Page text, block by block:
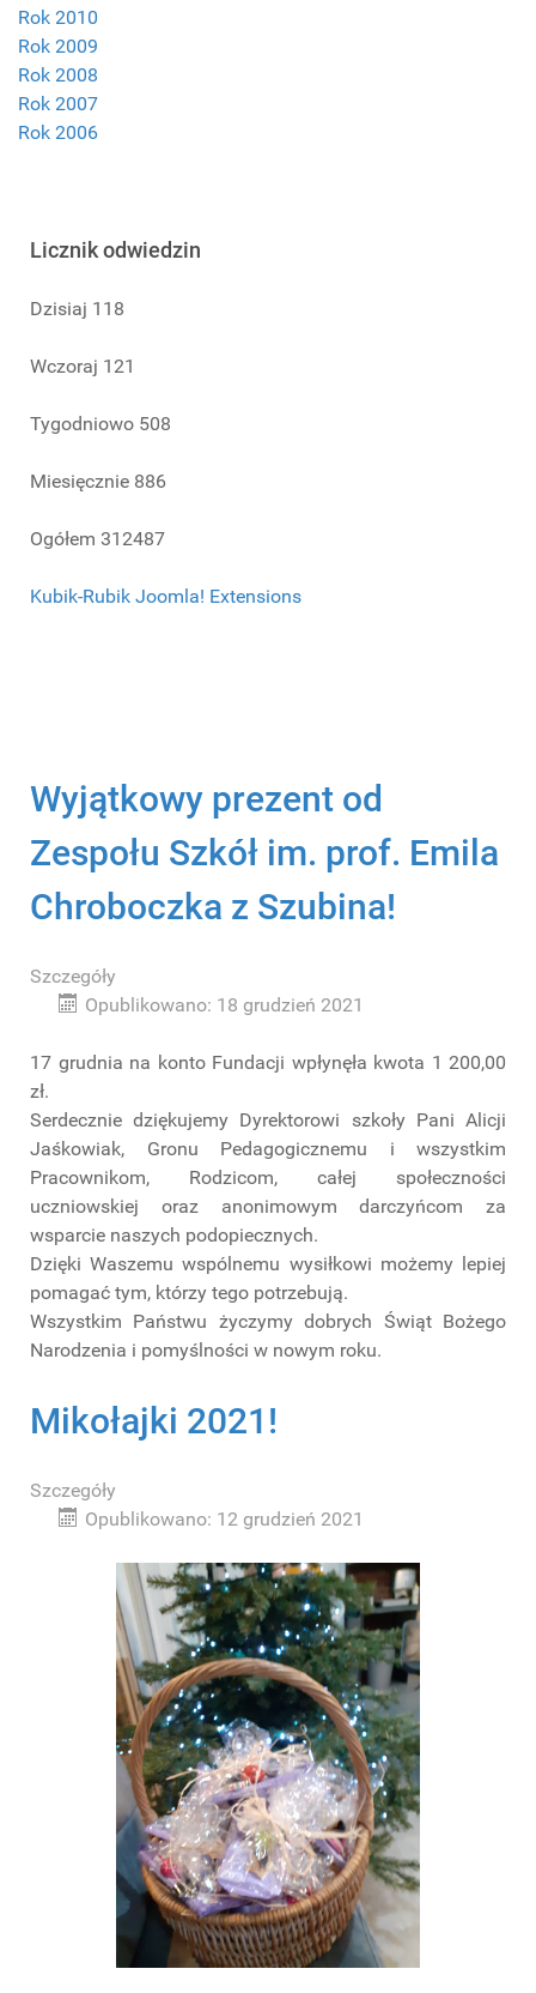
Rok 2010
Rok 2009
Rok 2008
Rok 2007
Rok 2006
Licznik odwiedzin
Dzisiaj 118
Wczoraj 121
Tygodniowo 508
Miesięcznie 886
Ogółem 312487
Kubik-Rubik Joomla! Extensions
Wyjątkowy prezent od
Zespołu Szkół im. prof. Emila
Chroboczka z Szubina!
Szczegóły
Opublikowano: 18 grudzień 2021
17 grudnia na konto Fundacji wpłynęła kwota 1 200,00
zł.
Serdecznie dziękujemy Dyrektorowi szkoły Pani Alicji
Jaśkowiak, Gronu Pedagogicznemu i wszystkim
Pracownikom, Rodzicom, całej społeczności
uczniowskiej oraz anonimowym darczyńcom za
wsparcie naszych podopiecznych.
Dzięki Waszemu wspólnemu wysiłkowi możemy lepiej
pomagać tym, którzy tego potrzebują.
Wszystkim Państwu życzymy dobrych Świąt Bożego
Narodzenia i pomyślności w nowym roku.
Mikołajki 2021!
Szczegóły
Opublikowano: 12 grudzień 2021